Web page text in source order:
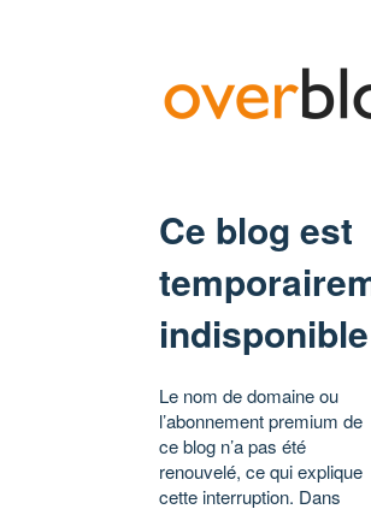
Ce blog est
indisponible
Le nom de domaine ou
l’abonnement premium de
ce blog n’a pas été
renouvelé, ce qui explique
cette interruption. Dans